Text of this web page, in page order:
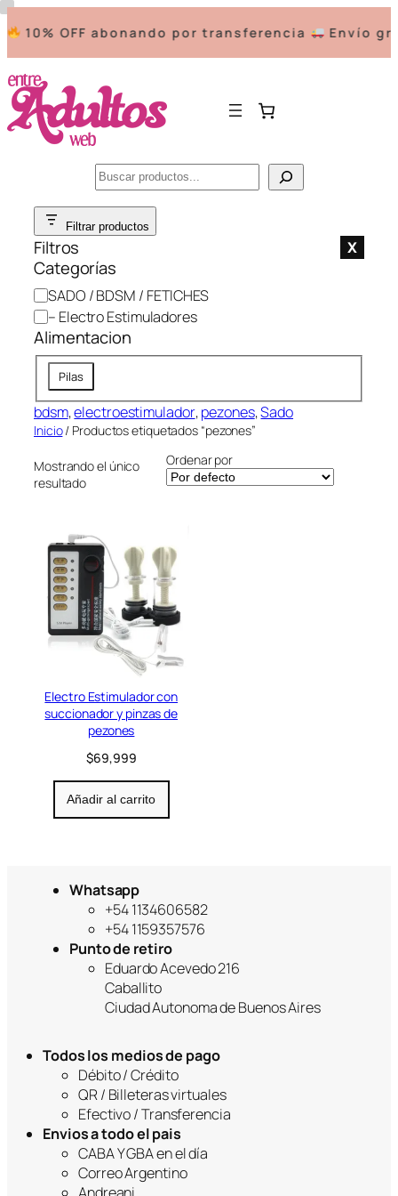
10% OFF abonando por transferencia Envío
Buscar
Saltar
contenido
Filtrar productos
Filtros X
Categorías
C
a
t
e
r
í
SADO / BDSM / FETICHES
– Electro Estimuladores
Alimentacion
l
i
m
n
t
i
o
n
Pilas
bdsm, electroestimulador, pezones, Sado
Inicio/ Productos etiquetados “pezones”
Mostrando el único
resultado
Ordenar por
Electro Estimulador con
succionador y pinzas de
pezones
$69,999
Añadir al carrito
Whatsapp
+54 1134606582
+54 1159357576
Punto de retiro
Eduardo Acevedo 216
Caballito
Ciudad Autonoma de Buenos Aires
Todos los medios de pago
Débito / Crédito
QR / Billeteras virtuales
Efectivo / Transferencia
Envios a todo el pais
CABA Y GBA en el día
Correo Argentino